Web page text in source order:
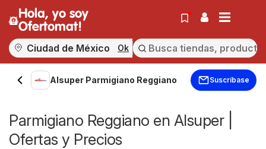
Hola, yo soy
Ofertomat!
Ok
Alsuper Parmigiano Reggiano Suscríbase
Parmigiano Reggiano en Alsuper |
Ofertas y Precios